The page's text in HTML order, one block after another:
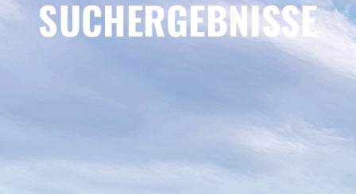
SUCHERGEBNISSE